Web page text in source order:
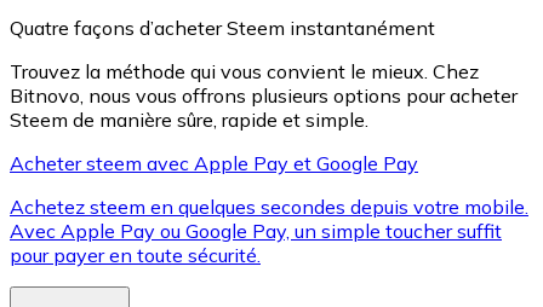
XRP
XRP
Quatre façons d’acheter Steem instantanément
Trouvez la méthode qui vous convient le mieux. Chez
Bitnovo, nous vous offrons plusieurs options pour acheter
Steem de manière sûre, rapide et simple.
Acheter steem avec Apple Pay et Google Pay
Achetez steem en quelques secondes depuis votre mobile.
Avec Apple Pay ou Google Pay, un simple toucher suffit
pour payer en toute sécurité.